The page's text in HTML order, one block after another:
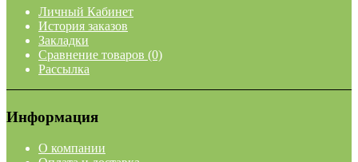
Личный Кабинет
История заказов
Закладки
Сравнение товаров (0)
Рассылка
Информация
О компании